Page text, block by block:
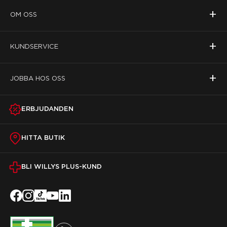
OM OSS +
KUNDSERVICE +
JOBBA HOS OSS +
ERBJUDANDEN
HITTA BUTIK
BLI WILLYS PLUS-KUND